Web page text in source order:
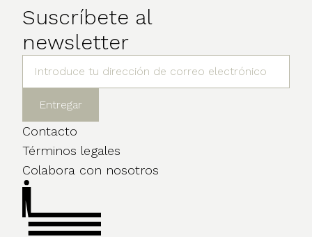
Suscríbete al
newsletter
Contacto
Términos legales
Colabora con nosotros